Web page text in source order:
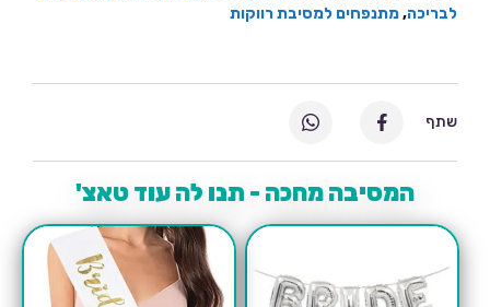
לבריכה,מתנפחים למסיבת רווקות
המסיבה מחכה - תנו לה עוד טאצ'
שתף